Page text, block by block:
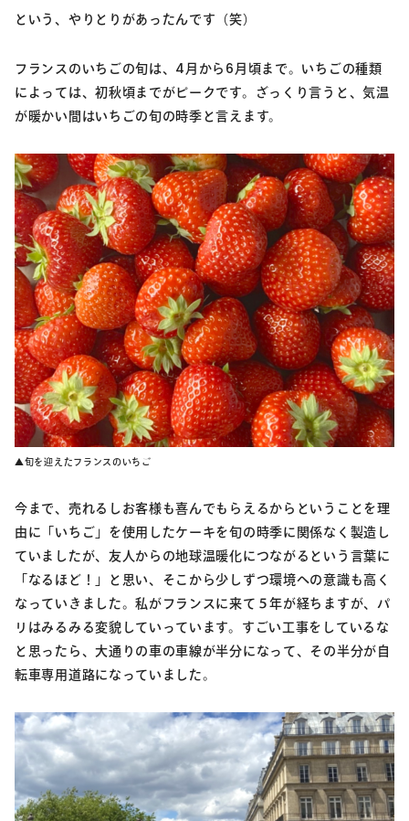
という、やりとりがあったんです（笑）
フランスのいちごの旬は、4月から6月頃まで。いちごの種類
によっては、初秋頃までがピークです。ざっくり言うと、気温
が暖かい間はいちごの旬の時季と言えます。
▲旬を迎えたフランスのいちご
今まで、売れるしお客様も喜んでもらえるからということを理
由に「いちご」を使用したケーキを旬の時季に関係なく製造し
ていましたが、友人からの地球温暖化につながるという言葉に
「なるほど！」と思い、そこから少しずつ環境への意識も高く
なっていきました。私がフランスに来て５年が経ちますが、パ
リはみるみる変貌していっています。すごい工事をしているな
と思ったら、大通りの車の車線が半分になって、その半分が自
転車専用道路になっていました。